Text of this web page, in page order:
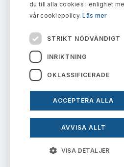
Verksamhetsberättelser
Publikationer och anföranden
Prenumerera
Om innehållet
Om webbplatsen
Prenumerera på
du till alla cookies i enlighet
vår cookiepolicy.Läs mer
STRIKT NÖDVÄNDIGT
INRIKTNING
OKLASSIFICERADE
ACCEPTERA ALLA
AVVISA ALLT
VISA DETALJER